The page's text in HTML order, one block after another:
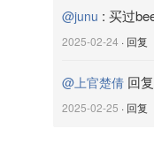
8945HS 处理器，可
卡性能出色，能够支
@junu : 买过
2025-02-24 · 回复
@上官楚倩 回复
2025-02-25 · 回复